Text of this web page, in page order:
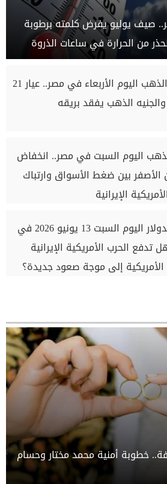
صيف يوليو يفرض كلمته برطوبة
من الحرارة في ساعات الذروة
أسعار الذهب اليوم الأربعاء في مصر.. عيار 21
الذهب يفقد بريقه
اليوم السبت في مصر.. انخفاض
الأصفر بين ضغط الأسواق وارتباك
الإيرانية
سعر الدولار اليوم السبت 13 يونيو 2026 في
تدفع الحرب الأمريكية الإيرانية
الأمريكية إلى موجة صعود جديدة؟
خطوبة أمنية محمد مختار وحسام